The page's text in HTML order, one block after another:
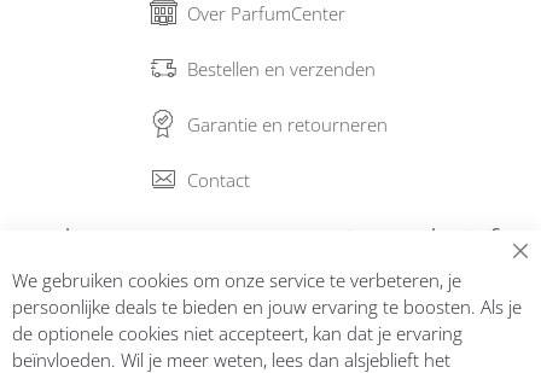
Over ParfumCenter
Bestellen en verzenden
Garantie en retourneren
Contact
Abonneer op onze nieuwsbrief
Inschrijven
We gebruiken cookies om onze service te verbeteren, je
persoonlijke deals te bieden en jouw ervaring te boosten. Als je
de optionele cookies niet accepteert, kan dat je ervaring
beïnvloeden. Wil je meer weten, lees dan alsjeblieft het